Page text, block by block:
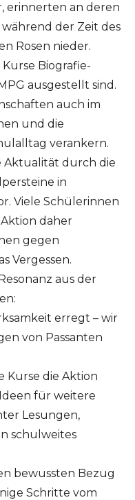
erinnerten an deren
der Zeit des
Rosen nieder.
Biografie-
ausgestellt sind.
auch im
und die
verankern.
Aktualität durch die
in
Viele Schülerinnen
daher
gegen
Vergessen.
aus der
erregt – wir
von Passanten
Kurse die Aktion
für weitere
Lesungen,
schulweites
bewussten Bezug
Schritte vom